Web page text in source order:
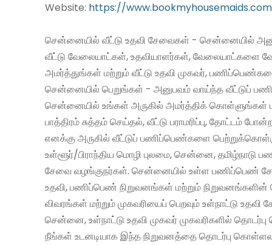
Website: https://
சென்னையில் வீட்டு உதவி சேவைகள் - சென்னையில்
வீட்டு வேலையாட்கள், உதவியாளர்கள், வேலையாட்களை
அமர்த்துங்கள் மற்றும் வீட்டு உதவி முகவர்,
சென்னையில் பெறுங்கள் - அனுபவம் வாய்ந்த வீட்டுப்
சென்னையில் உங்கள் அருகில் அமர்த்திக் கொள்ளுங்கள்
பாத்திரம் சுத்தம் செய்தல், வீட்டு பராமரிப்பு, தோட்டம்
எனக்கு அருகில் வீட்டுப் பணிப்பெண்களை
உள்ளூர்/பிராந்திய மொழி புலமை, சென்னை, தமிழ்நாடு
சேவை வழங்குநர்கள். சென்னையில் உள்ள பணிப்பெண்
உதவி, பணிப்பெண் நிறுவனங்கள் மற்றும் நிறுவனங்களின்
விவரங்கள் மற்றும் முகவரியைப் பெறவும் உள்நாட்டு உதவி
சென்னை, உள்நாட்டு உதவி முகவர் முகவரிகளில்
நீங்கள் உடனடியாக இந்த நிறுவனத்தை தொடர்பு